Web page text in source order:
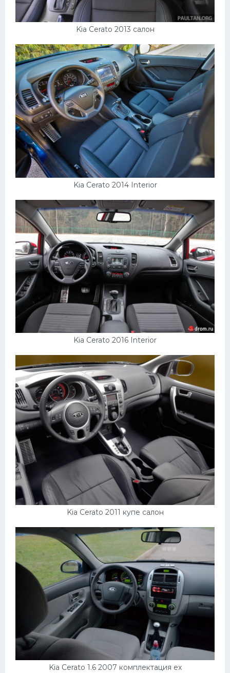
Kia Cerato 2013 салон
Kia Cerato 2014 Interior
Kia Cerato 2016 Interior
Kia Cerato 2011 купе салон
Kia Cerato 1.6 2007 комплектация ex